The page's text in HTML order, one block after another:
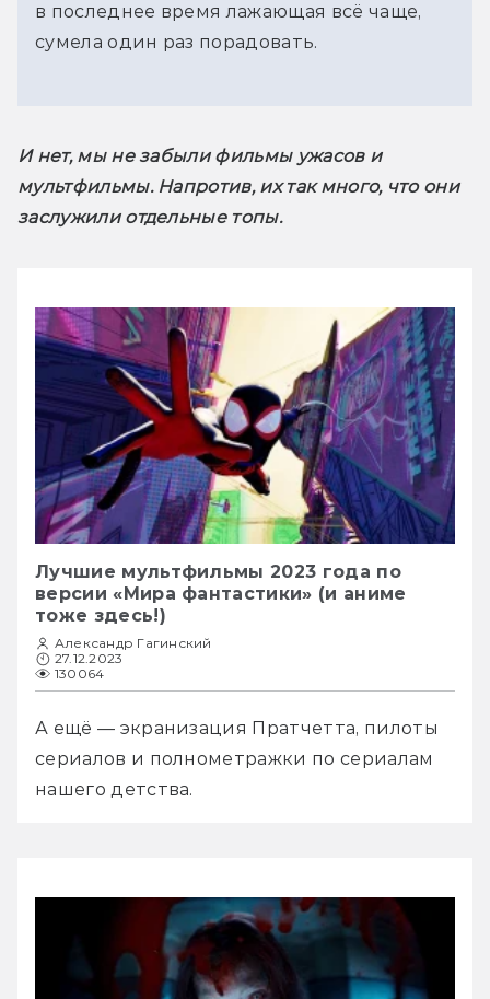
в последнее время лажающая всё чаще,
сумела один раз порадовать.
И нет, мы не забыли фильмы ужасов и
мультфильмы. Напротив, их так много, что они
заслужили отдельные топы.
Лучшие мультфильмы 2023 года по
версии «Мира фантастики» (и аниме
тоже здесь!)
Александр Гагинский
27.12.2023
130064
А ещё — экранизация Пратчетта, пилоты
сериалов и полнометражки по сериалам
нашего детства.